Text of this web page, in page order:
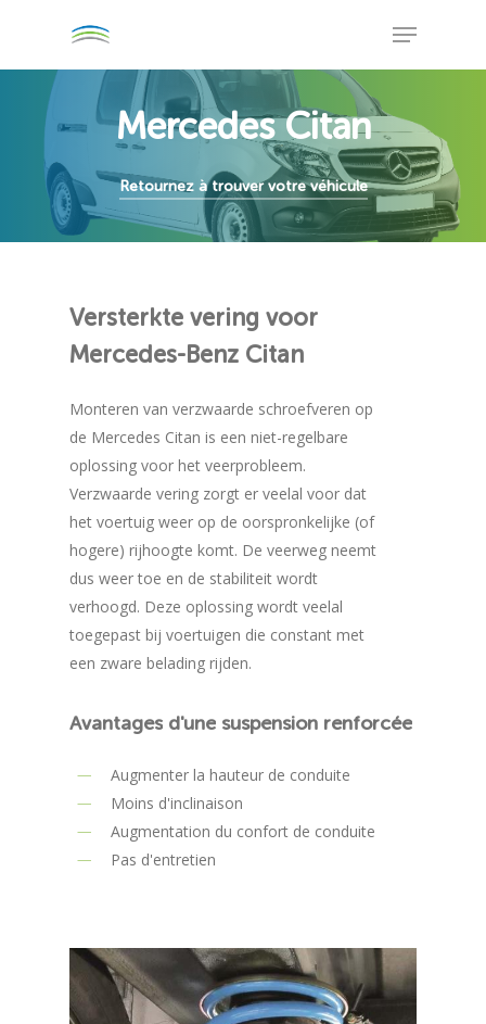
main
content
Menu
Mercedes Citan
Retournez à trouver votre véhicule
Versterkte vering voor
Mercedes-Benz Citan
Monteren van verzwaarde schroefveren op
de Mercedes Citan is een niet-regelbare
oplossing voor het veerprobleem.
Verzwaarde vering zorgt er veelal voor dat
het voertuig weer op de oorspronkelijke (of
hogere) rijhoogte komt. De veerweg neemt
dus weer toe en de stabiliteit wordt
verhoogd. Deze oplossing wordt veelal
toegepast bij voertuigen die constant met
een zware belading rijden.
Avantages d'une suspension renforcée
Augmenter la hauteur de conduite
Moins d'inclinaison
Augmentation du confort de conduite
Pas d'entretien
Close